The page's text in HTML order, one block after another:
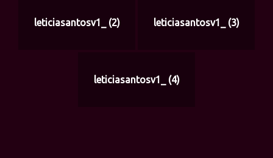
leticiasantosv1_ (2) leticiasantosv1_ (3)
leticiasantosv1_ (4)